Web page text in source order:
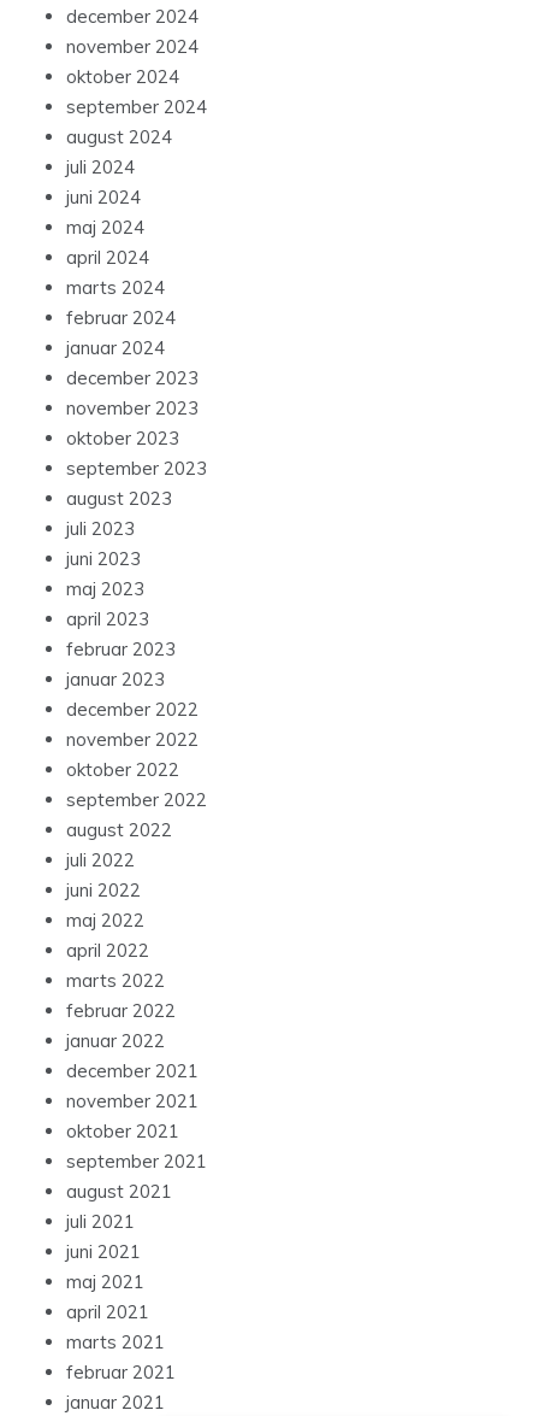
december 2024
november 2024
oktober 2024
september 2024
august 2024
juli 2024
juni 2024
maj 2024
april 2024
marts 2024
februar 2024
januar 2024
december 2023
november 2023
oktober 2023
september 2023
august 2023
juli 2023
juni 2023
maj 2023
april 2023
februar 2023
januar 2023
december 2022
november 2022
oktober 2022
september 2022
august 2022
juli 2022
juni 2022
maj 2022
april 2022
marts 2022
februar 2022
januar 2022
december 2021
november 2021
oktober 2021
september 2021
august 2021
juli 2021
juni 2021
maj 2021
april 2021
marts 2021
februar 2021
januar 2021